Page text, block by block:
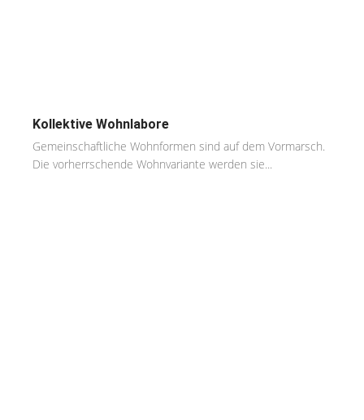
Kollektive Wohnlabore
Gemeinschaftliche Wohnformen sind auf dem Vormarsch.
Die vorherrschende Wohnvariante werden sie...